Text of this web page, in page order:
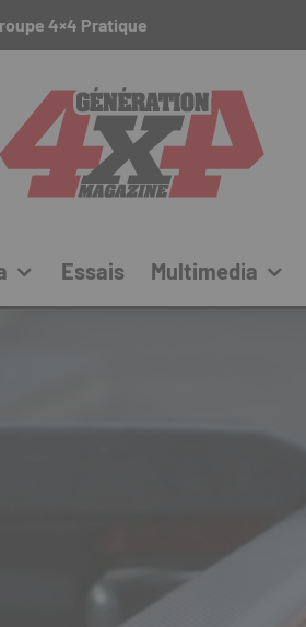
4×4 Pratique
Essais Multimedia